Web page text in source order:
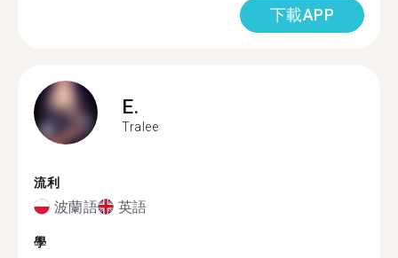
下載APP
E.
Tralee
流利
波蘭語 英語
學